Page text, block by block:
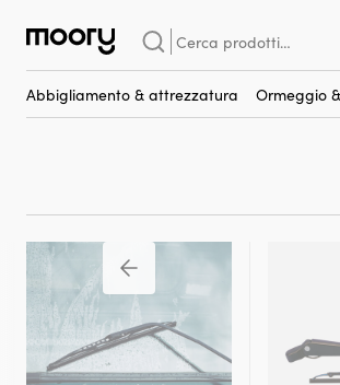
Cerca:
Abbigliamento & attrezzatura Ormeggio
Interruttori per
(11)